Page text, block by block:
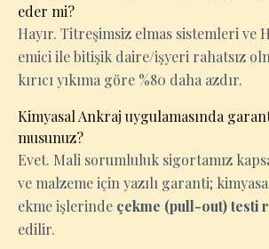
eder mi?
Hayır. Titreşimsiz elmas sistemleri ve
emici ile bitişik daire/işyeri rahatsız
kırıcı yıkıma göre %80 daha azdır.
Kimyasal Ankraj uygulamasında
musunuz?
Evet. Mali sorumluluk sigortamız
ve malzeme için yazılı garanti;
ekme işlerinde çekme (pull-out) testi
edilir.